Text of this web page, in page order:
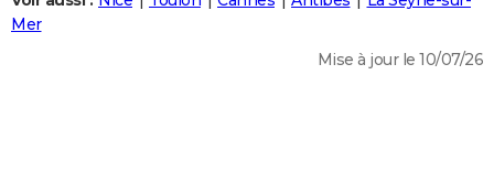
Destinations
City break
Voyage nature
Voyage de noces
Forum
Climat
+
PHOTO
Mer
Mise à jour le 10/07/26